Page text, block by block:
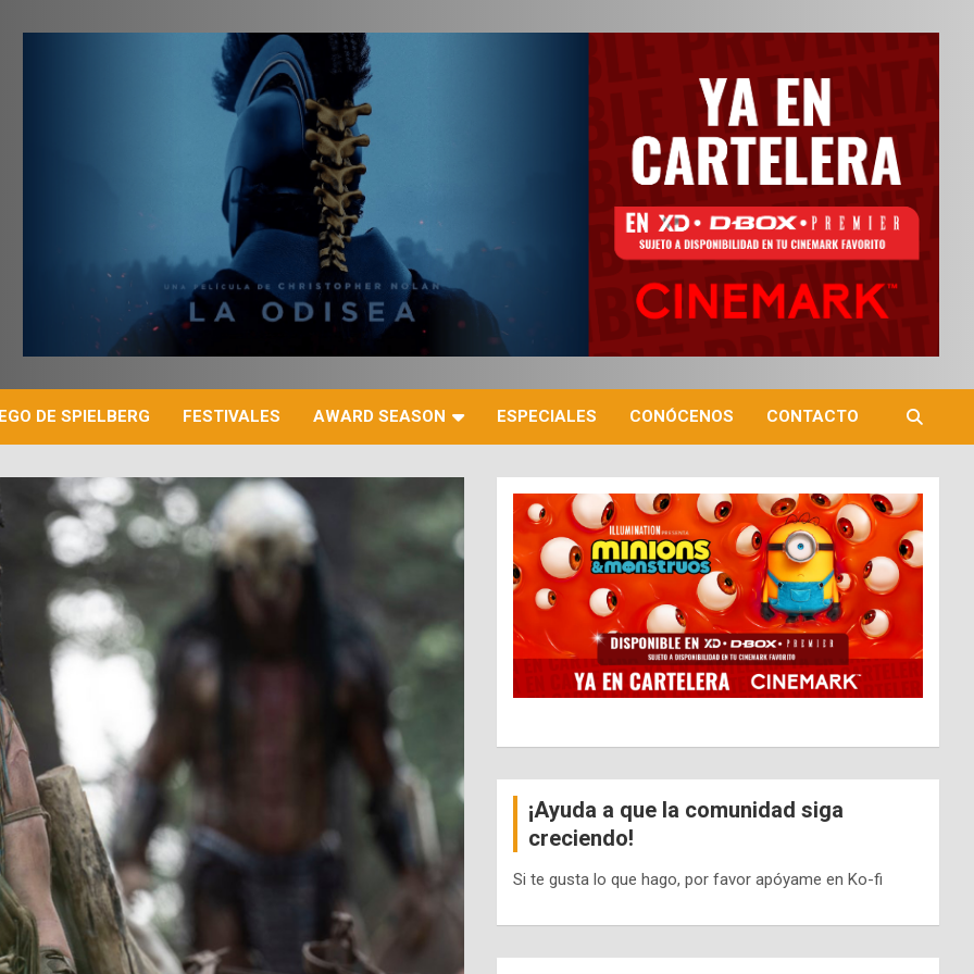
DE SPIELBERG FESTIVALES AWARD SEASON ESPECIALES CONÓCENOS CONTACTO
¡Ayuda a que la comunidad siga
creciendo!
Si te gusta lo que hago, por favor apóyame en Ko-fi